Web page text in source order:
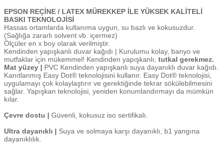
EPSON REÇİNE / LATEX MÜREKKEP İLE YÜKSEK KALİTELİ
BASKI TEKNOLOJİSİ
Hassas ortamlarda kullanıma uygun, su bazlı ve kokusuzdur.
(Sağlığa zararlı solvent vb. içermez)
Ölçüler en x boy olarak verilmiştir.
Kendinden yapışkanlı duvar kağıdı | Kurulumu kolay, banyo ve
mutfaklar için mükemmel! Kendinden yapışkanlı, tutkal gerekmez.
Mat yüzey | PVC Kendinden yapışkanlı suya dayanıklı duvar kağıdı.
Kanıtlanmış Easy Dot® teknolojisini kullanır. Easy Dot® teknolojisi,
uygulamayı çok kolaylaştırır ve gerektiğinde tekrar sökülebilmesini
sağlar. Yapışkan teknolojisi, yeniden konumlandırmayı da mümkün
kılar.
Çevre dostu | Güvenli, kokusuz iso sertifikalı.
Ultra dayanıklı | Suya ve solmaya karşı dayanıklı, b1 yangına
dayanıklılık.